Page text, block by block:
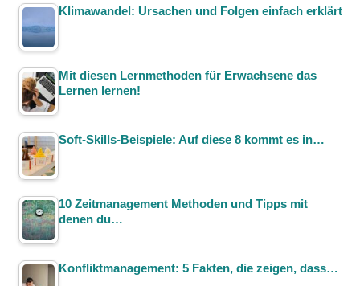
Klimawandel: Ursachen und Folgen einfach erklärt
Mit diesen Lernmethoden für Erwachsene das
Lernen lernen!
Soft-Skills-Beispiele: Auf diese 8 kommt es in…
10 Zeitmanagement Methoden und Tipps mit
denen du…
Konfliktmanagement: 5 Fakten, die zeigen, dass…